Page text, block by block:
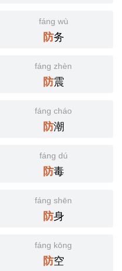
fáng wù
防务
fáng zhèn
防震
fáng cháo
防潮
fáng dú
防毒
fáng shēn
防身
fáng kōng
防空